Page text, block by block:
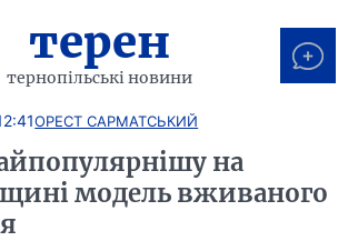
терен
тернопільські новини
ОРЕСТ САРМАТСЬКИЙ
на
модель вживаного